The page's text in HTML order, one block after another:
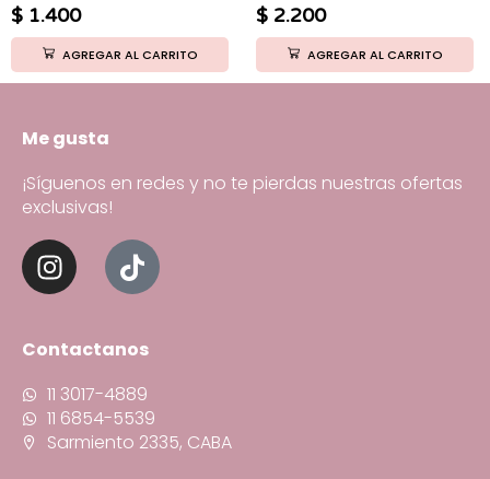
$ 1.400
AGREGAR AL CARRITO
$ 2.200
AGREGAR AL CARRITO
Me gusta
¡Síguenos en redes y no te pierdas nuestras ofertas
exclusivas!
Contactanos
11 3017-4889
11 6854-5539
Sarmiento 2335, CABA